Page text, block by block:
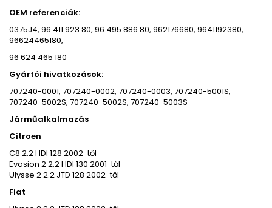
OEM referenciák:
0375J4, 96 411 923 80, 96 495 886 80, 962176680, 9641192380,
96624465180,
96 624 465 180
Gyártói hivatkozások:
707240-0001, 707240-0002, 707240-0003, 707240-5001S,
707240-5002S, 707240-5002S, 707240-5003S
Járműalkalmazás
Citroen
C8 2.2 HDI 128 2002-től
Evasion 2 2.2 HDI 130 2001-től
Ulysse 2 2.2 JTD 128 2002-től
Fiat